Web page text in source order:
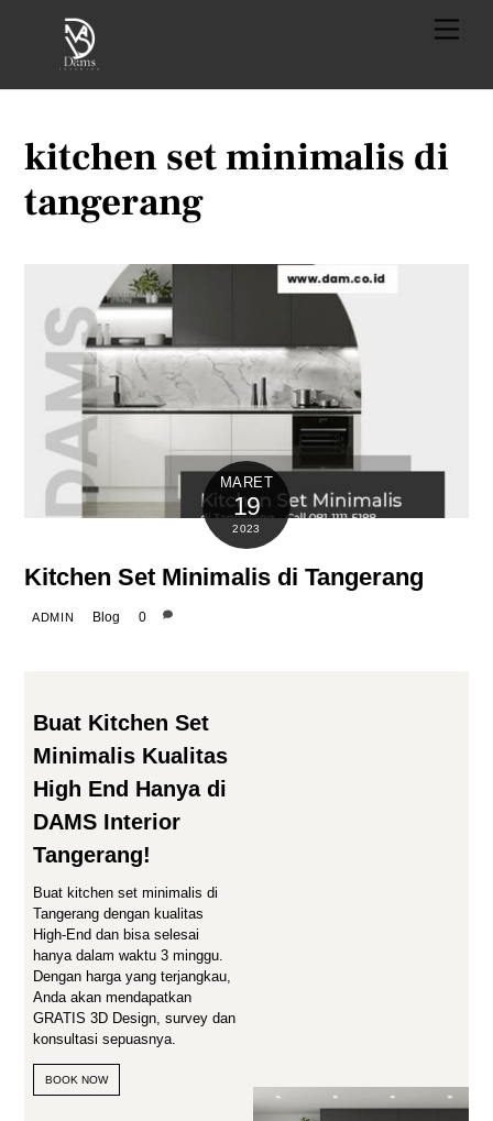
Menu
kitchen set minimalis di
tangerang
MARET
19
2023
Kitchen Set Minimalis di Tangerang
ADMIN Blog 0
Buat Kitchen Set
Minimalis Kualitas
High End Hanya di
DAMS Interior
Tangerang!
Buat kitchen set minimalis di
Tangerang dengan kualitas
High-End dan bisa selesai
hanya dalam waktu 3 minggu.
Dengan harga yang terjangkau,
Anda akan mendapatkan
GRATIS 3D Design, survey dan
konsultasi sepuasnya.
BOOK NOW